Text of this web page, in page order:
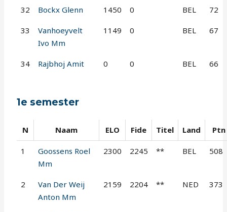
32 Bockx Glenn 1450 0 BEL 72
33
Vanhoeyvelt
Ivo Mm
1149 0 BEL 67
34 Rajbhoj Amit 0 0 BEL 66
1e semester
N Naam ELO Fide Titel Land Ptn
1
Goossens Roel
Mm
2300 2245 ** BEL 508
2
Van Der Weij
Anton Mm
2159 2204 ** NED 373